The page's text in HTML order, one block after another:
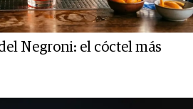
Negroni: el cóctel más